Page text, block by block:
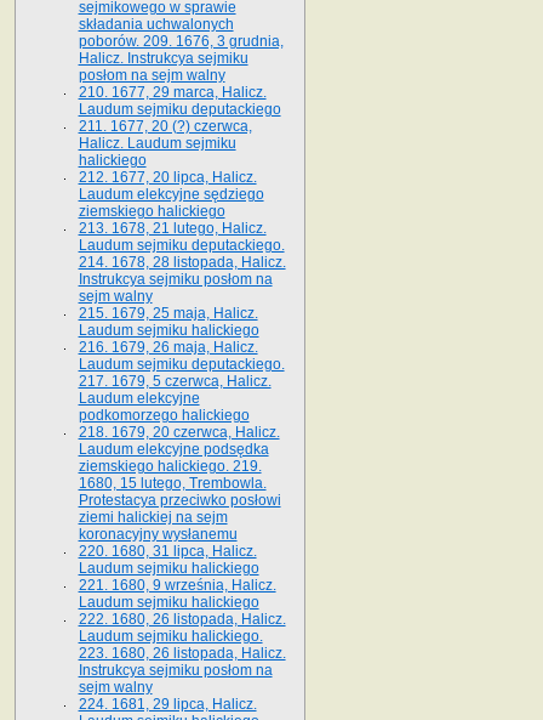
sejmikowego w sprawie
składania uchwalonych
poborów. 209. 1676, 3 grudnia,
Halicz. Instrukcya sejmiku
posłom na sejm walny
210. 1677, 29 marca, Halicz.
Laudum sejmiku deputackiego
211. 1677, 20 (?) czerwca,
Halicz. Laudum sejmiku
halickiego
212. 1677, 20 lipca, Halicz.
Laudum elekcyjne sędziego
ziemskiego halickiego
213. 1678, 21 lutego, Halicz.
Laudum sejmiku deputackiego.
214. 1678, 28 listopada, Halicz.
Instrukcya sejmiku posłom na
sejm walny
215. 1679, 25 maja, Halicz.
Laudum sejmiku halickiego
216. 1679, 26 maja, Halicz.
Laudum sejmiku deputackiego.
217. 1679, 5 czerwca, Halicz.
Laudum elekcyjne
podkomorzego halickiego
218. 1679, 20 czerwca, Halicz.
Laudum elekcyjne podsędka
ziemskiego halickiego. 219.
1680, 15 lutego, Trembowla.
Protestacya przeciwko posłowi
ziemi halickiej na sejm
koronacyjny wysłanemu
220. 1680, 31 lipca, Halicz.
Laudum sejmiku halickiego
221. 1680, 9 września, Halicz.
Laudum sejmiku halickiego
222. 1680, 26 listopada, Halicz.
Laudum sejmiku halickiego.
223. 1680, 26 listopada, Halicz.
Instrukcya sejmiku posłom na
sejm walny
224. 1681, 29 lipca, Halicz.